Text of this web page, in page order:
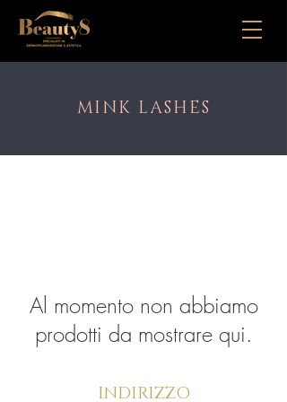
MINK LASHES
Al momento non abbiamo
prodotti da mostrare qui.
INDIRIZZO